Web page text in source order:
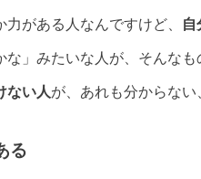
がある人なんですけど、 自
」みたいな人が、そんなも
ない人が、あれも分からな
る